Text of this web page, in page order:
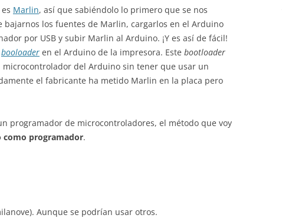
Marlin, así que sabiéndolo lo primero que se nos
bajarnos los fuentes de Marlin, cargarlos en el Arduino
por USB y subir Marlin al Arduino. ¡Y es así de fácil!
booloader en el Arduino de la impresora. Este bootloader
del Arduino sin tener que usar un
el fabricante ha metido Marlin en la placa pero
programador de microcontroladores, el método que voy
como programador.
Aunque se podrían usar otros.